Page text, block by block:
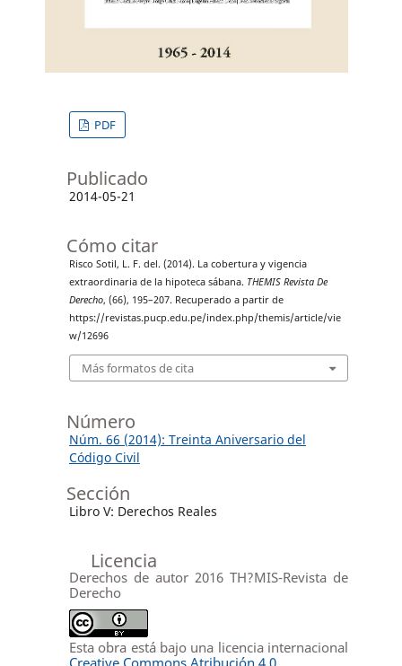
PDF
Publicado
2014-05-21
Cómo citar
Risco Sotil, L. F. del. (2014). La cobertura y vigencia
extraordinaria de la hipoteca sábana. THEMIS Revista De
Derecho, (66), 195–207. Recuperado a partir de
https://revistas.pucp.edu.pe/index.php/themis/article/vie
w/12696
Más formatos de cita
Número
Núm. 66 (2014): Treinta Aniversario del
Código Civil
Sección
Libro V: Derechos Reales
Licencia
Derechos de autor 2016 TH?MIS-Revista de
Derecho
Esta obra está bajo una licencia internacional
Creative Commons Atribución 4.0.